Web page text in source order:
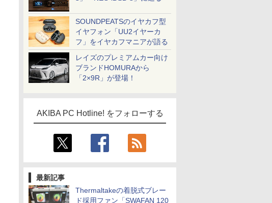
SOUNDPEATSのイヤカフ型
イヤフォン「UU2イヤーカ
フ」をイヤカフマニアが語る
レイズのプレミアムカー向け
ブランドHOMURAから
「2×9R」が登場！
AKIBA PC Hotline! をフォローする
最新記事
Thermaltakeの着脱式ブレー
ド採用ファン「SWAFAN 120